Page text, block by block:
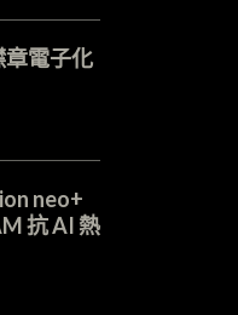
章電子化
neo+
抗 AI 熱